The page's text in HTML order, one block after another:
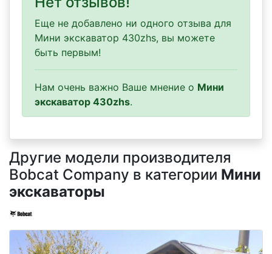
Еще не добавлено ни одного отзыва для
Мини экскаватор 430zhs, вы можете
быть первым!
Нам очень важно Ваше мнение о Мини
экскаватор 430zhs.
Другие модели производителя
Bobcat Company в категории Мини
экскаваторы